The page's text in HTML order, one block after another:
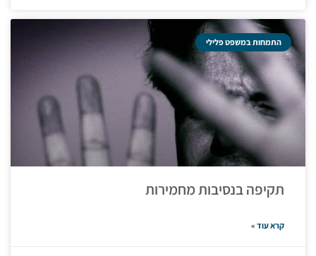
התמחות במשפט פלילי
תקיפה בנסיבות מחמירות
קרא עוד »